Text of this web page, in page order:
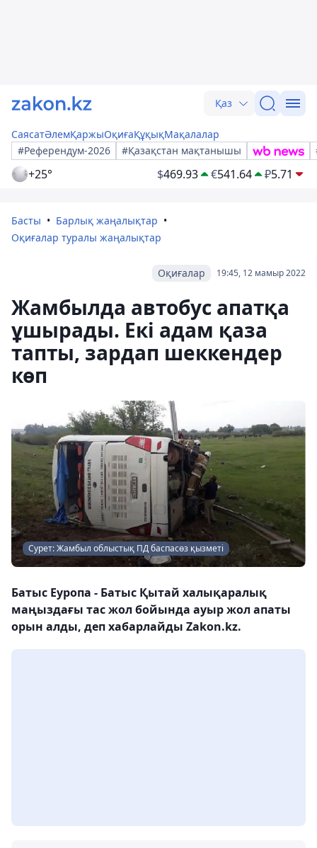
Қаз
СаясатӘлемҚаржыОқиғаҚұқықМақалалар
#Референдум-2026
#Қазақстан мақтанышы
+25° $469.93 €541.64 ₽5.71
Басты
Барлық жаңалықтар
Оқиғалар туралы жаңалықтар
19:45, 12 мамыр 2022
Оқиғалар
Жамбылда автобус апатқа
ұшырады. Екі адам қаза
тапты, зардап шеккендер
көп
Сурет: Жамбыл облыстық ПД баспасөз қызметі
Батыс Еуропа - Батыс Қытай халықаралық
маңыздағы тас жол бойында ауыр жол апаты
орын алды, деп хабарлайды Zakon.kz.